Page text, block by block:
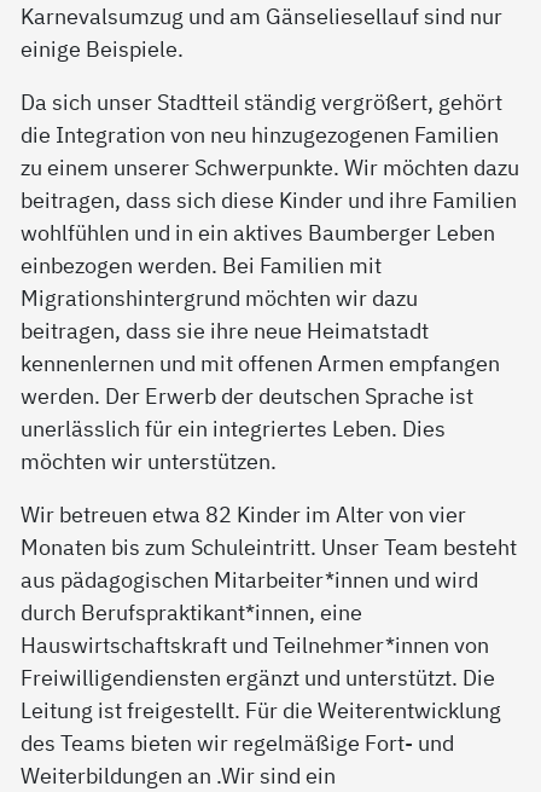
Karnevalsumzug und am Gänseliesellauf sind nur
einige Beispiele.
Da sich unser Stadtteil ständig vergrößert, gehört
die Integration von neu hinzugezogenen Familien
zu einem unserer Schwerpunkte. Wir möchten dazu
beitragen, dass sich diese Kinder und ihre Familien
wohlfühlen und in ein aktives Baumberger Leben
einbezogen werden. Bei Familien mit
Migrationshintergrund möchten wir dazu
beitragen, dass sie ihre neue Heimatstadt
kennenlernen und mit offenen Armen empfangen
werden. Der Erwerb der deutschen Sprache ist
unerlässlich für ein integriertes Leben. Dies
möchten wir unterstützen.
Wir betreuen etwa 82 Kinder im Alter von vier
Monaten bis zum Schuleintritt. Unser Team besteht
aus pädagogischen Mitarbeiter*innen und wird
durch Berufspraktikant*innen, eine
Hauswirtschaftskraft und Teilnehmer*innen von
Freiwilligendiensten ergänzt und unterstützt. Die
Leitung ist freigestellt. Für die Weiterentwicklung
des Teams bieten wir regelmäßige Fort- und
Weiterbildungen an .Wir sind ein